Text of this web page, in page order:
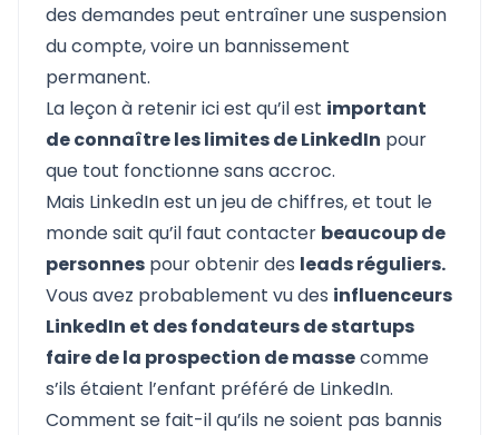
des demandes peut entraîner une suspension
du compte, voire un bannissement
permanent.
La leçon à retenir ici est qu’il est important
de connaître les limites de LinkedIn pour
que tout fonctionne sans accroc.
Mais LinkedIn est un jeu de chiffres, et tout le
monde sait qu’il faut contacter beaucoup de
personnes pour obtenir des leads réguliers.
Vous avez probablement vu des influenceurs
LinkedIn et des fondateurs de startups
faire de la prospection de massecomme
s’ils étaient l’enfant préféré de LinkedIn.
Comment se fait-il qu’ils ne soient pas bannis